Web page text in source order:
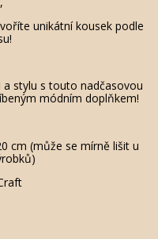
unikátní kousek podle
stylu s touto nadčasovou
módním doplňkem!
cm (může se mírně lišit u